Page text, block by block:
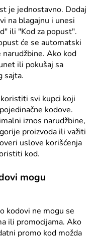
je jednostavno. Dodaj
na blagajnu i unesi
ili "Kod za popust".
će se automatski
narudžbine. Ako kod
ili pokušaj sa
sajta.
svi kupci koji
kodove.
iznos narudžbine,
proizvoda ili važiti
uslove korišćenja
kod.
mogu
kodovi ne mogu se
ili promocijama. Ako
promo kod možda